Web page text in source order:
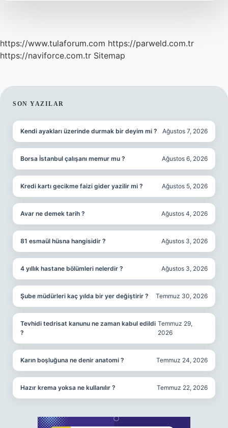
https://www.tulaforum.com https://parweld.com.tr
https://naviforce.com.tr Sitemap
SIDEBAR
SON YAZILAR
Kendi ayakları üzerinde durmak bir deyim mi ? Ağustos 7, 2026
Borsa İstanbul çalışanı memur mu ? Ağustos 6, 2026
Kredi kartı gecikme faizi gider yazilir mi ? Ağustos 5, 2026
Avar ne demek tarih ? Ağustos 4, 2026
81 esmaül hüsna hangisidir ? Ağustos 3, 2026
4 yıllık hastane bölümleri nelerdir ? Ağustos 3, 2026
Şube müdürleri kaç yılda bir yer değiştirir ? Temmuz 30, 2026
Tevhidi tedrisat kanunu ne zaman kabul edildi
?
Temmuz 29,
2026
Karın boşluğuna ne denir anatomi ? Temmuz 24, 2026
Hazır krema yoksa ne kullanılır ? Temmuz 22, 2026